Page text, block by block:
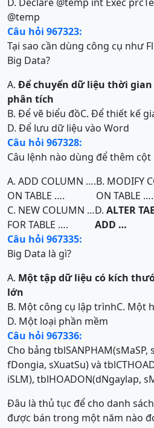
@temp
Câu hỏi 967323:
Tại sao cần dùng công cụ như
Big Data?
A. Để chuyển dữ liệu thời
phân tích
B. Để vẽ biểu đồC. Để thiết kế
D. Để lưu dữ liệu vào Word
Câu hỏi 967328:
Câu lệnh nào dùng để thêm
A. ADD COLUMN ….
ON TABLE ….
B. MODIFY
ON TABLE ….
C. NEW COLUMN …
FOR TABLE ….
D. ALTER
ADD …
Câu hỏi 967335:
Big Data là gì?
A. Một tập dữ liệu có kích
lớn
B. Một công cụ lập trìnhC. Một
D. Một loại phần mềm
Câu hỏi 967336:
Cho bảng tblSANPHAM(sMaSP,
fDongia, sXuatSu) và
iSLM), tblHOADON(dNgaylap,
Đâu là thủ tục để cho danh
được bán trong một năm nào